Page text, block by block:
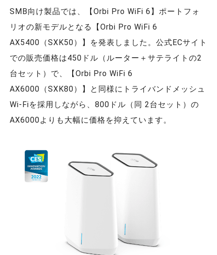
SMB向け製品では、【Orbi Pro WiFi 6】ポートフォ
リオの新モデルとなる【Orbi Pro WiFi 6
AX5400（SXK50）】を発表しました。公式ECサイト
での販売価格は450ドル（ルーター＋サテライトの2
台セット）で、【Orbi Pro WiFi 6
AX6000（SXK80）】と同様にトライバンドメッシュ
Wi-Fiを採用しながら、800ドル（同 2台セット）の
AX6000よりも大幅に価格を抑えています。